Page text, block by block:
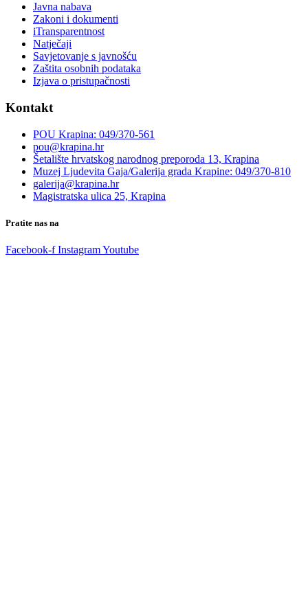
Javna nabava
Zakoni i dokumenti
iTransparentnost
Natječaji
Savjetovanje s javnošću
Zaštita osobnih podataka
Izjava o pristupačnosti
Kontakt
POU Krapina: 049/370-561
pou@krapina.hr
Šetalište hrvatskog narodnog preporoda 13, Krapina
Muzej Ljudevita Gaja/Galerija grada Krapine: 049/370-810
galerija@krapina.hr
Magistratska ulica 25, Krapina
Pratite nas na
Facebook-f InstagramYoutube